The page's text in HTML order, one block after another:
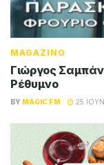
MAGAZINO
Γιώργος
Ρέθυμνο
BY MAGIC FM 25